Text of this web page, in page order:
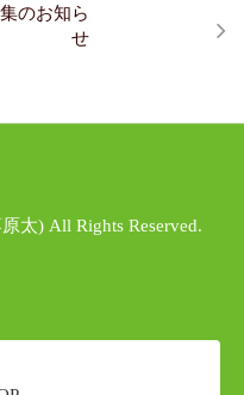
のお知ら
せ
太) All Rights Reserved.